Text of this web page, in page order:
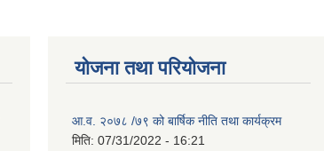
योजना तथा परियोजना
आ.व. २०७८ /७९ को बार्षिक नीति तथा कार्यक्रम
मिति: 07/31/2022 - 16:21